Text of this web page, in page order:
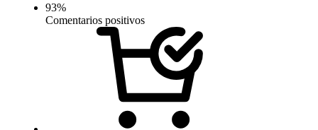
93%
Comentarios positivos